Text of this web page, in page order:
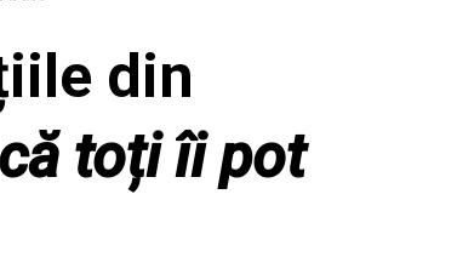
din
toți îi pot